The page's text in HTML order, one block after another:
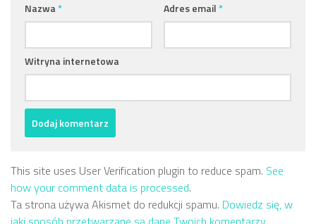
Nazwa* Adres email*
Witryna internetowa
This site uses User Verification plugin to reduce spam. See
how your comment data is processed.
Ta strona używa Akismet do redukcji spamu. Dowiedz się, w